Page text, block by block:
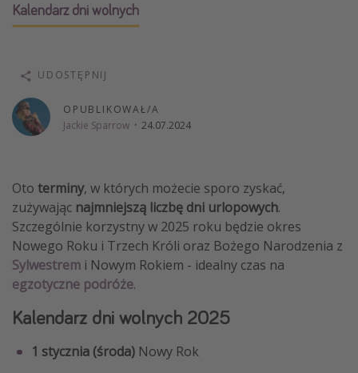
City Break
Wyjazdy na Majówkę
Wszystkie
Więcej tematów
Newsy, ciekawostki, porady podróżnicze
Najlepsze aplikacje podróżnicze
Kalendarz podróży
Kalendarz dni wolnych
OPUBLIKOWAŁ/A
Jackie Sparrow · 24.07.2024
UDOSTĘPNIJ
Oto terminy, w których możecie sporo zyskać,
zużywając najmniejszą liczbę dni urlopowych.
Szczególnie korzystny w 2025 roku będzie okres
Nowego Roku i Trzech Króli oraz Bożego Narodzenia z
Sylwestrem i Nowym Rokiem - idealny czas na
egzotyczne podróże.
Kalendarz dni wolnych 2025
1 stycznia (środa) Nowy Rok